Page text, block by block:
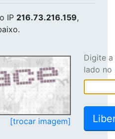
IP 216.73.216.159,
[trocar imagem]
Digite
lado no